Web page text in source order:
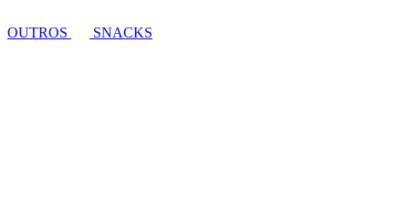
OUTROS SNACKS